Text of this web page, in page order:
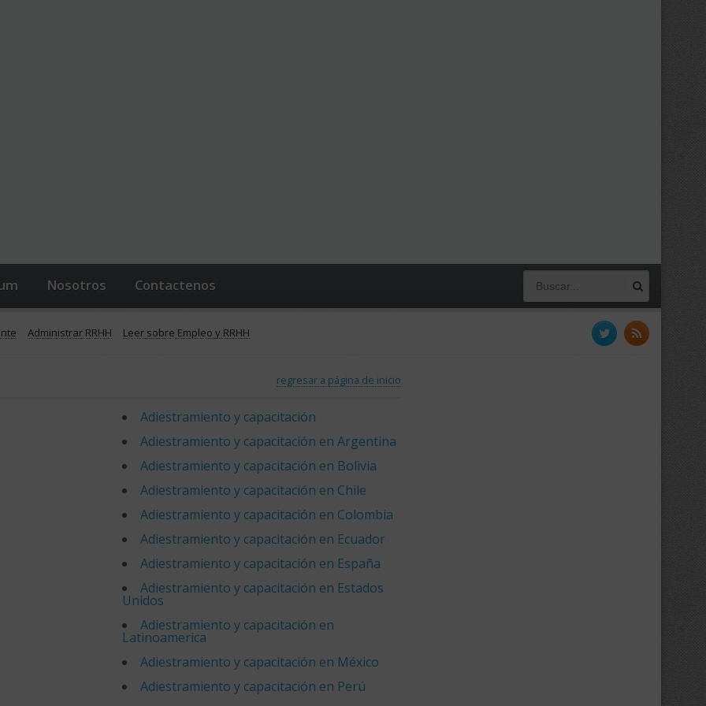
Nosotros Contactenos
Administrar RRHH Leer sobre Empleo y RRHH
regresar a página de inicio
Adiestramiento y capacitación
Adiestramiento y capacitación en Argentina
Adiestramiento y capacitación en Bolivia
Adiestramiento y capacitación en Chile
Adiestramiento y capacitación en Colombia
Adiestramiento y capacitación en Ecuador
Adiestramiento y capacitación en España
Adiestramiento y capacitación en Estados
Unidos
Adiestramiento y capacitación en
Latinoamerica
Adiestramiento y capacitación en México
Adiestramiento y capacitación en Perú